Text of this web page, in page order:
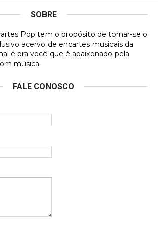
e olhando o encarte aqui, me
sentido minha falta, informo
para trazer mais contribuições
SOBRE
Pop tem o propósito de tornar-se o
acervo de encartes musicais da
é pra você que é apaixonado pela
música.
FALE CONOSCO